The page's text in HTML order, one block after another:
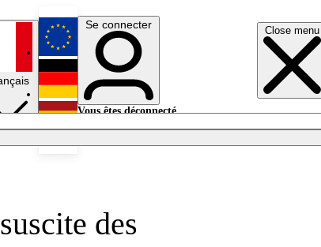
Close menu
English
Deutsch
Se connecter
Vous êtes déconnecté.
des